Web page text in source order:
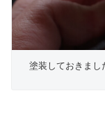
塗装しておきまし